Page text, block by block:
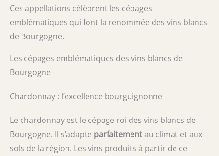
Ces appellations célèbrent les cépages
emblématiques qui font la renommée des vins blancs
de Bourgogne.
Les cépages emblématiques des vins blancs de
Bourgogne
Chardonnay : l’excellence bourguignonne
Le chardonnay est le cépage roi des vins blancs de
Bourgogne. Il s’adapte parfaitementau climat et aux
sols de la région. Les vins produits à partir de ce